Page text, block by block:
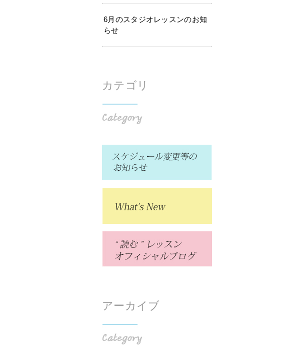
6月のスタジオレッスンのお知
らせ
カテゴリ
アーカイブ